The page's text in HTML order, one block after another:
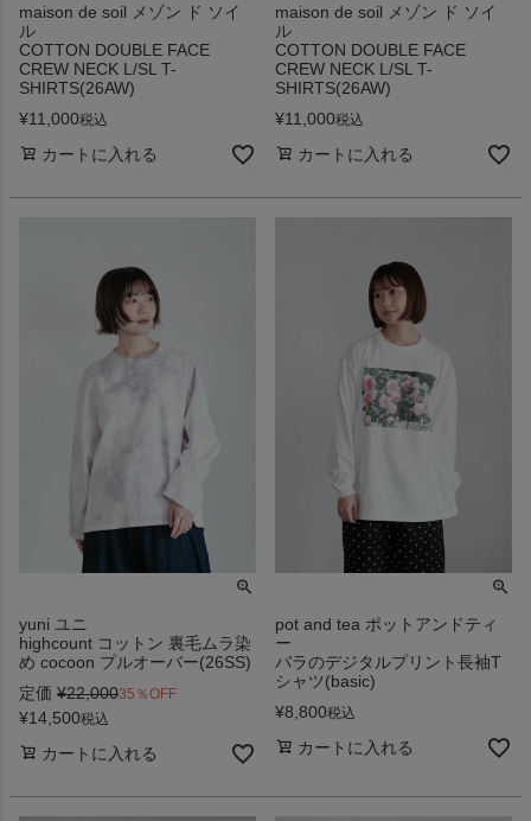
maison de soil メゾン ド ソイ
ル
COTTON DOUBLE FACE
CREW NECK L/SL T-
SHIRTS(26AW)
¥11,000税込
カートに入れる
maison de soil メゾン ド ソイ
ル
COTTON DOUBLE FACE
CREW NECK L/SL T-
SHIRTS(26AW)
¥11,000税込
カートに入れる
yuni ユニ
highcount コットン 裏毛ムラ染
め cocoon プルオーバー(26SS)
定価 ¥22,00035％OFF
¥14,500税込
カートに入れる
pot and tea ポットアンドティ
ー
バラのデジタルプリント長袖T
シャツ(basic)
¥8,800税込
カートに入れる